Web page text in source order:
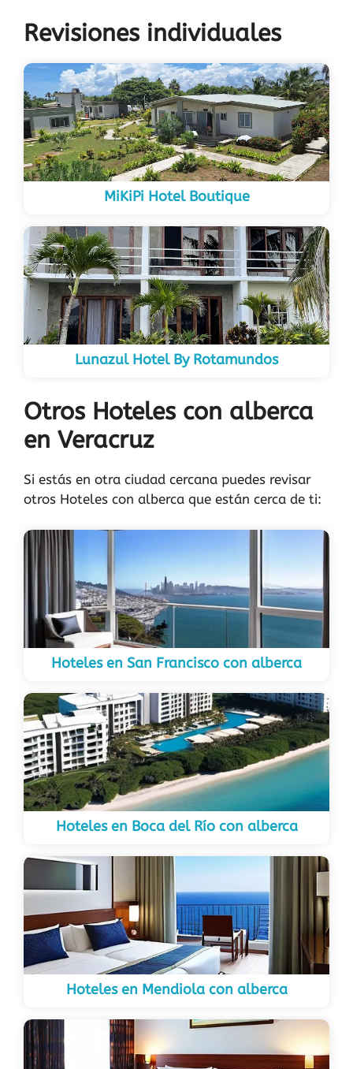
Revisiones individuales
MiKiPi Hotel Boutique
Lunazul Hotel By Rotamundos
Otros Hoteles con alberca
en Veracruz
Si estás en otra ciudad cercana puedes revisar
otros Hoteles con alberca que están cerca de ti:
Hoteles en San Francisco con alberca
Hoteles en Boca del Río con alberca
Hoteles en Mendiola con alberca